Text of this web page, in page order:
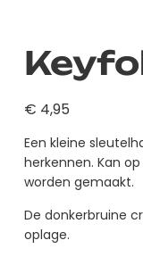
€ 4,95
Een kleine
herkennen. Kan
worden gemaakt.
De donkerbruine
oplage.